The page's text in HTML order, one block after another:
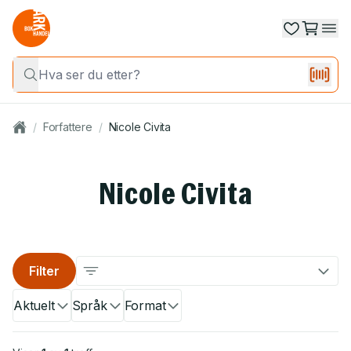
/ Forfattere / Nicole Civita
Nicole Civita
Aktuelt Språk Format
Filter